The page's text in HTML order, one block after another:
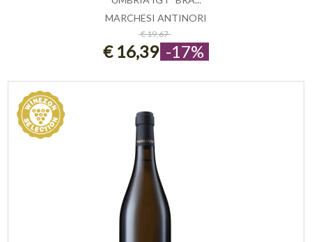
ESAURITO
MARCHESI ANTINORI
€ 19,67
€ 16,39 -17%